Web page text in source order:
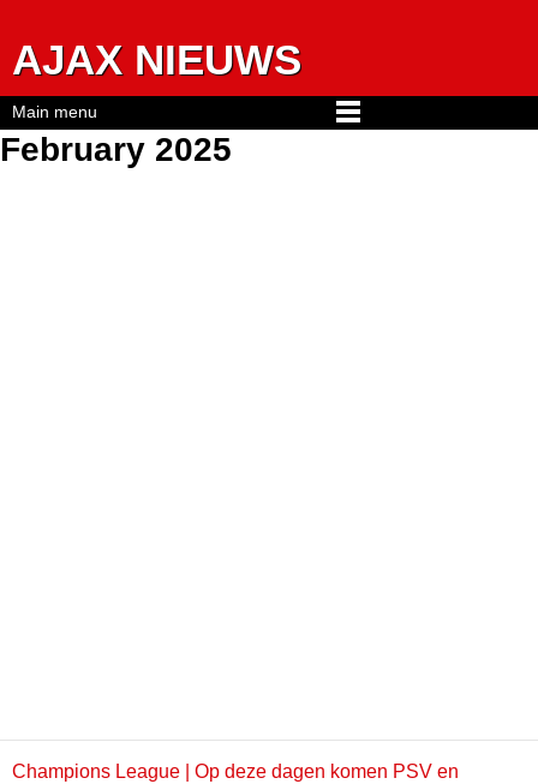
AJAX NIEUWS
February 2025
Champions League | Op deze dagen komen PSV en
Main menu